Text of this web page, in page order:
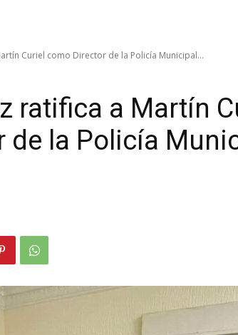
Curiel como Director de la Policía Municipal...
ratifica a Martín
de la Policía